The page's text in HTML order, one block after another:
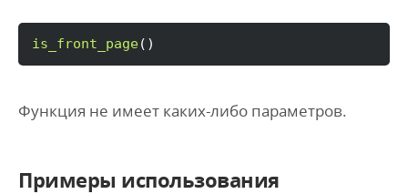
is_front_page( )
Функция не имеет каких-либо параметров.
Примеры использования